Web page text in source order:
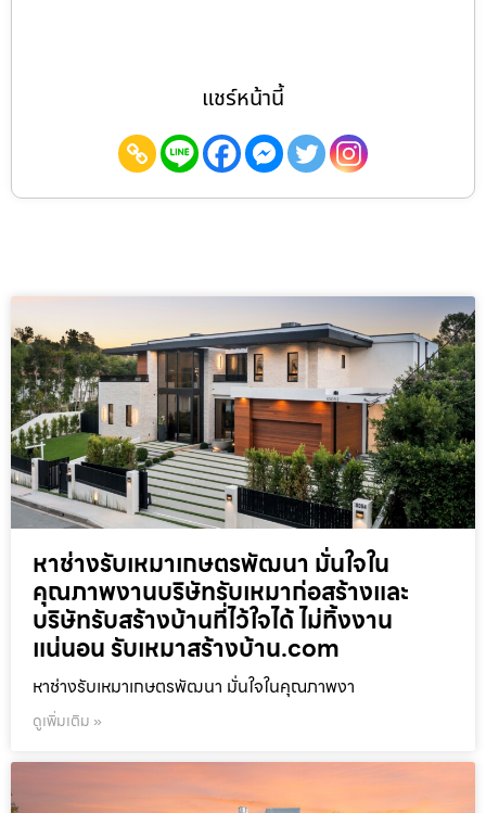
แชร์หน้านี้
หาช่างรับเหมาเกษตรพัฒนา มั่นใจใน
คุณภาพงานบริษัทรับเหมาก่อสร้างและ
บริษัทรับสร้างบ้านที่ไว้ใจได้ ไม่ทิ้งงาน
แน่นอน รับเหมาสร้างบ้าน.com
หาช่างรับเหมาเกษตรพัฒนา มั่นใจในคุณภาพงา
ดูเพิ่มเติม »